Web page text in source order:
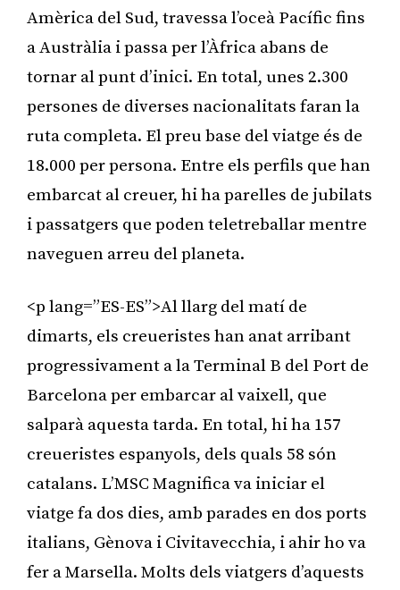
Amèrica del Sud, travessa l’oceà Pacífic fins
a Austràlia i passa per l’Àfrica abans de
tornar al punt d’inici. En total, unes 2.300
persones de diverses nacionalitats faran la
ruta completa. El preu base del viatge és de
18.000 per persona. Entre els perfils que han
embarcat al creuer, hi ha parelles de jubilats
i passatgers que poden teletreballar mentre
naveguen arreu del planeta.
<p lang=”ES-ES”>Al llarg del matí de
dimarts, els creueristes han anat arribant
progressivament a la Terminal B del Port de
Barcelona per embarcar al vaixell, que
salparà aquesta tarda. En total, hi ha 157
creueristes espanyols, dels quals 58 són
catalans. L’MSC Magnifica va iniciar el
viatge fa dos dies, amb parades en dos ports
italians, Gènova i Civitavecchia, i ahir ho va
fer a Marsella. Molts dels viatgers d’aquests